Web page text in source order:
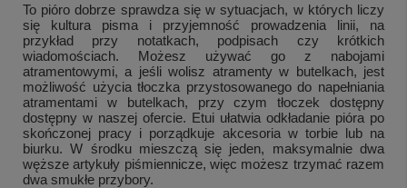
To pióro dobrze sprawdza się w sytuacjach, w których liczy
się kultura pisma i przyjemność prowadzenia linii, na
przykład przy notatkach, podpisach czy krótkich
wiadomościach. Możesz używać go z nabojami
atramentowymi, a jeśli wolisz atramenty w butelkach, jest
możliwość użycia tłoczka przystosowanego do napełniania
atramentami w butelkach, przy czym tłoczek dostępny
dostępny w naszej ofercie. Etui ułatwia odkładanie pióra po
skończonej pracy i porządkuje akcesoria w torbie lub na
biurku. W środku mieszczą się jeden, maksymalnie dwa
węższe artykuły piśmiennicze, więc możesz trzymać razem
dwa smukłe przybory.